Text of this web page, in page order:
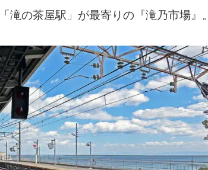
滝の茶屋駅」が最寄りの『滝乃市場』。